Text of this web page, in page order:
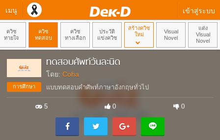
เมนู เข้าสู่ระบบ
ควิซ
ทายใจ
ควิซ
ทดสอบ
ควิซ
ทางเลือก
ประวัติ
แข่งควิซ
สร้างควิซ
ใหม่
Visual
Novel
แต่ง
Visual
Novel
การศึกษา
ทดสอบศัพท์วันละนิด
โดย: Coha
แบบทดสอบคำศัพท์ภาษาอังกฤษทั่วไป
5 0 0